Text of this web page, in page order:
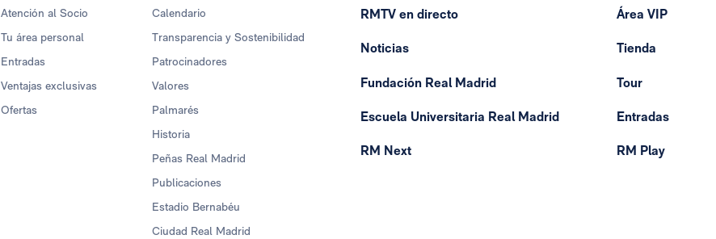
Atención al Socio
Tu área personal
Entradas
Ventajas exclusivas
Ofertas
Calendario
Transparencia y Sostenibilidad
Patrocinadores
Valores
Palmarés
Historia
Peñas Real Madrid
Publicaciones
Estadio Bernabéu
Ciudad Real Madrid
RMTV en directo
Noticias
Fundación Real Madrid
Escuela Universitaria Real Madrid
RM Next
Área VIP
Tienda
Tour
Entradas
RM Play